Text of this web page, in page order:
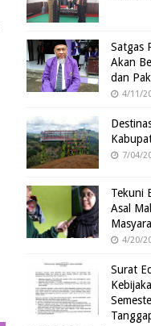
Satgas
Akan
dan
4/11/
7/04/
Tekuni
Asal
4/20/
Surat